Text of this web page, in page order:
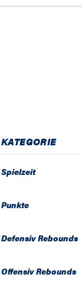
KATEGORIE
Spielzeit
Punkte
Defensiv Rebounds
Offensiv Rebounds